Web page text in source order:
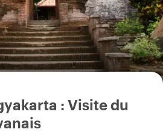
: Visite du